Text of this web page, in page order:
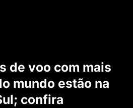
de voo com mais
mundo estão na
confira